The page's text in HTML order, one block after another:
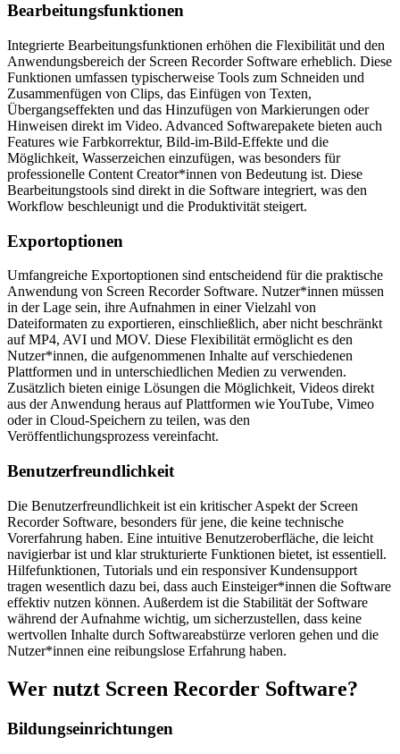
Bearbeitungsfunktionen
Integrierte Bearbeitungsfunktionen erhöhen die Flexibilität und den
Anwendungsbereich der Screen Recorder Software erheblich. Diese
Funktionen umfassen typischerweise Tools zum Schneiden und
Zusammenfügen von Clips, das Einfügen von Texten,
Übergangseffekten und das Hinzufügen von Markierungen oder
Hinweisen direkt im Video. Advanced Softwarepakete bieten auch
Features wie Farbkorrektur, Bild-im-Bild-Effekte und die
Möglichkeit, Wasserzeichen einzufügen, was besonders für
professionelle Content Creator*innen von Bedeutung ist. Diese
Bearbeitungstools sind direkt in die Software integriert, was den
Workflow beschleunigt und die Produktivität steigert.
Exportoptionen
Umfangreiche Exportoptionen sind entscheidend für die praktische
Anwendung von Screen Recorder Software. Nutzer*innen müssen
in der Lage sein, ihre Aufnahmen in einer Vielzahl von
Dateiformaten zu exportieren, einschließlich, aber nicht beschränkt
auf MP4, AVI und MOV. Diese Flexibilität ermöglicht es den
Nutzer*innen, die aufgenommenen Inhalte auf verschiedenen
Plattformen und in unterschiedlichen Medien zu verwenden.
Zusätzlich bieten einige Lösungen die Möglichkeit, Videos direkt
aus der Anwendung heraus auf Plattformen wie YouTube, Vimeo
oder in Cloud-Speichern zu teilen, was den
Veröffentlichungsprozess vereinfacht.
Benutzerfreundlichkeit
Die Benutzerfreundlichkeit ist ein kritischer Aspekt der Screen
Recorder Software, besonders für jene, die keine technische
Vorerfahrung haben. Eine intuitive Benutzeroberfläche, die leicht
navigierbar ist und klar strukturierte Funktionen bietet, ist essentiell.
Hilfefunktionen, Tutorials und ein responsiver Kundensupport
tragen wesentlich dazu bei, dass auch Einsteiger*innen die Software
effektiv nutzen können. Außerdem ist die Stabilität der Software
während der Aufnahme wichtig, um sicherzustellen, dass keine
wertvollen Inhalte durch Softwareabstürze verloren gehen und die
Nutzer*innen eine reibungslose Erfahrung haben.
Wer nutzt Screen Recorder Software?
Bildungseinrichtungen